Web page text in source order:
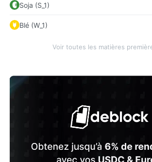
Soja (S_1)
Blé (W_1)
Voir toutes les matières